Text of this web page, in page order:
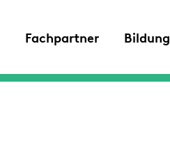
Fachpartner Bildung